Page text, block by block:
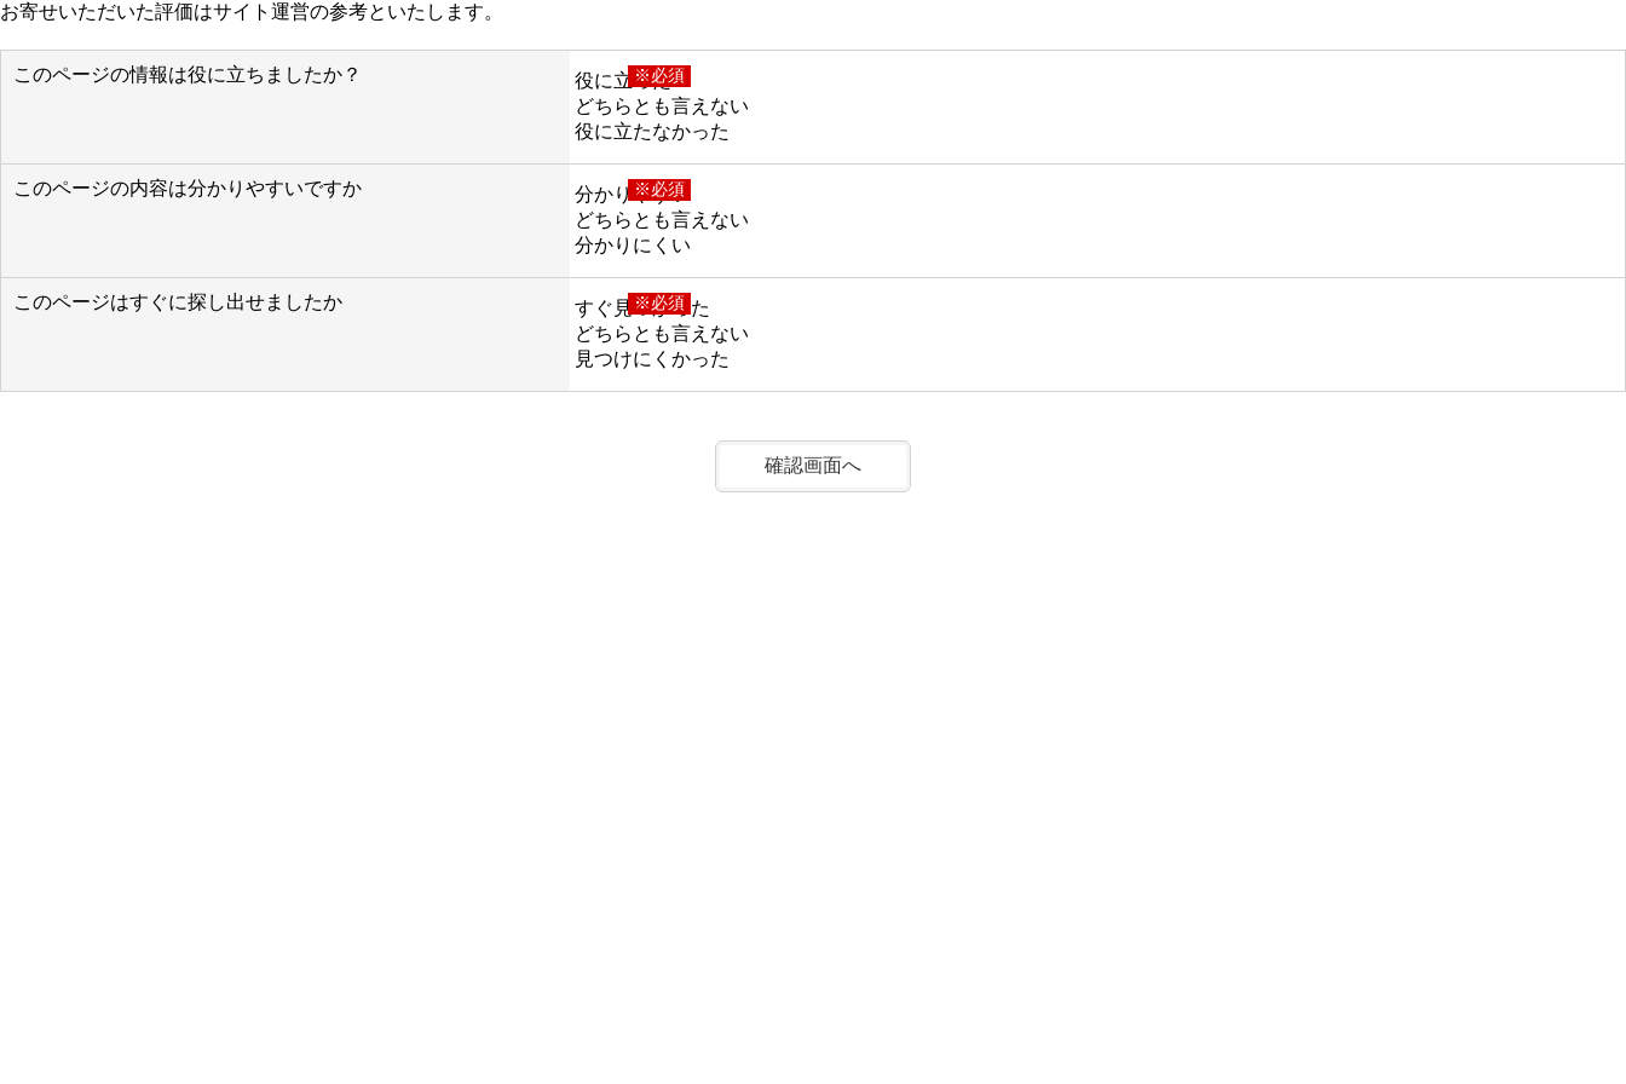
お寄せいただいた評価はサイト運営の参考といたします。
このページの情報は役に立ちましたか？ ※必須
役に立った
どちらとも言えない
役に立たなかった
このページの内容は分かりやすいですか ※必須
分かりやすい
どちらとも言えない
分かりにくい
このページはすぐに探し出せましたか ※必須
すぐ見つかった
どちらとも言えない
見つけにくかった